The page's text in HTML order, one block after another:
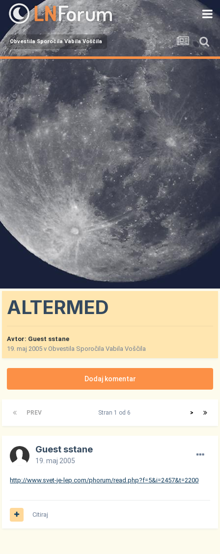
Obvestila Sporočila Vabila Voščila
ALTERMED
Avtor: Guest sstane
19. maj 2005 vObvestila Sporočila Vabila Voščila
Dodaj komentar
PREV >
Stran 1 od 6
Guest sstane
19. maj 2005
http://www.svet-je-lep.com/phorum/read.php?f=5&i=2457&t=2200
Citiraj